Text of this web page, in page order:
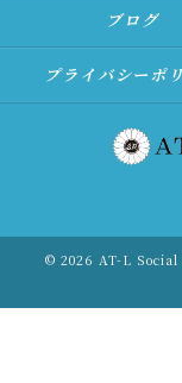
ブログ
プライバシーポ
© 2026 AT-L